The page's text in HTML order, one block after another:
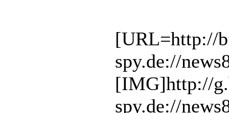
[URL=http://
spy.de://
[IMG]http://
spy.de://